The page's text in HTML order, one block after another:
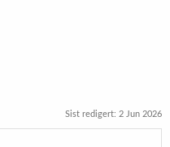
Sist redigert: 2 Jun 2026